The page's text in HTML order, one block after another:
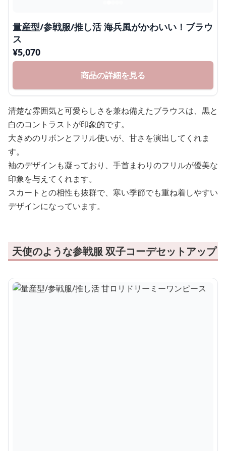
量産型/参戦服/推し活 海兵風がかわいい！ブラウ
ス
¥5,070
商品の詳細を見る
清楚な雰囲気と可愛らしさを兼ね備えたブラウスは、黒と
白のコントラストが印象的です。
大きめのリボンとフリル使いが、甘さを演出してくれま
す。
袖のデザインも凝っており、手首まわりのフリルが優美な
印象を与えてくれます。
スカートとの相性も抜群で、寒い季節でも重ね着しやすい
デザインになっています。
天使のような参戦服 双子コーデセットアップ